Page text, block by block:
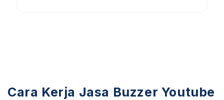
Cara Kerja Jasa Buzzer Youtube